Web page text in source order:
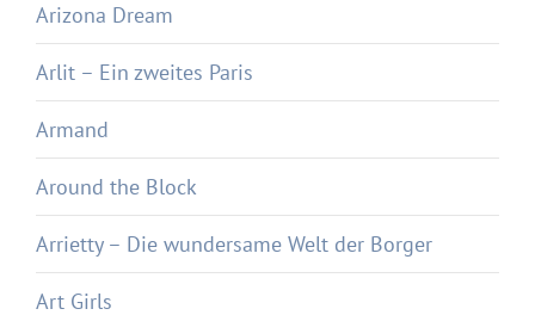
Arizona Dream
Arlit – Ein zweites Paris
Armand
Around the Block
Arrietty – Die wundersame Welt der Borger
Art Girls